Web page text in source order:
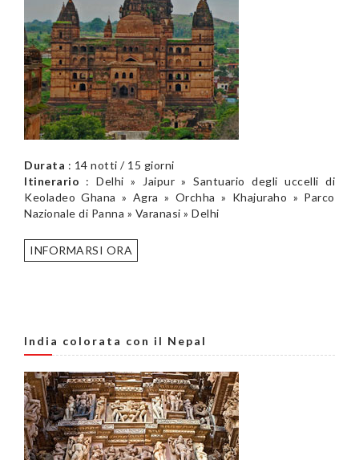
Durata : 14 notti / 15 giorni
Itinerario : Delhi » Jaipur » Santuario degli uccelli di
Keoladeo Ghana » Agra » Orchha » Khajuraho » Parco
Nazionale di Panna » Varanasi » Delhi
INFORMARSI ORA
India colorata con il Nepal